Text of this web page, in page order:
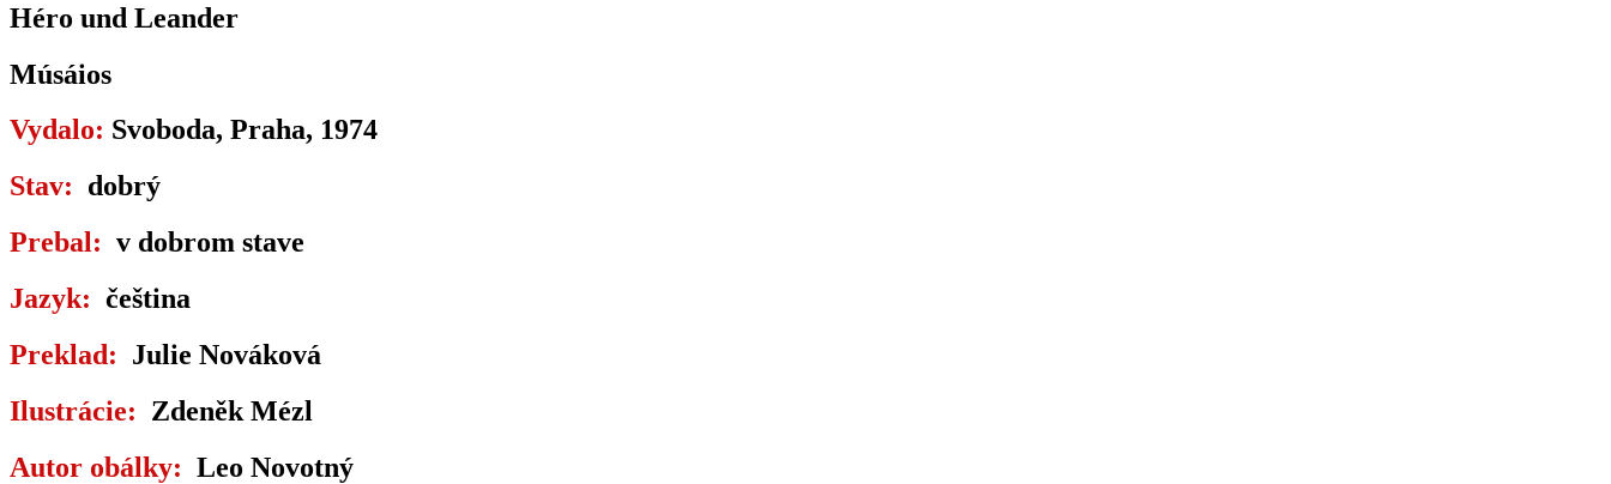
Héro und Leander
Músáios
Vydalo: Svoboda, Praha, 1974
Stav: dobrý
Prebal: v dobrom stave
Jazyk: čeština
Preklad: Julie Nováková
Ilustrácie: Zdeněk Mézl
Autor obálky: Leo Novotný